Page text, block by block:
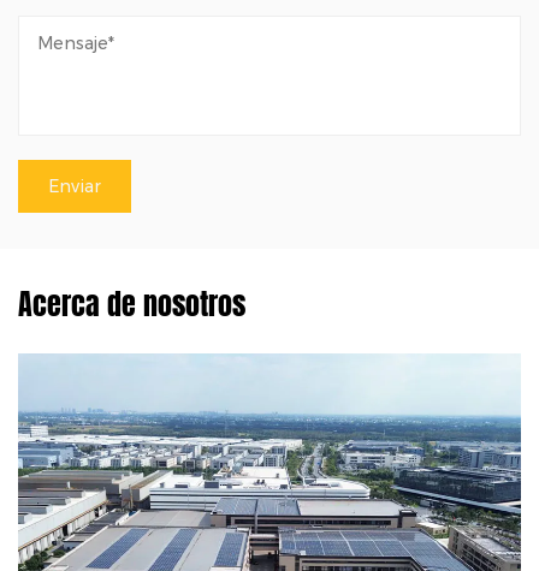
Acerca de nosotros